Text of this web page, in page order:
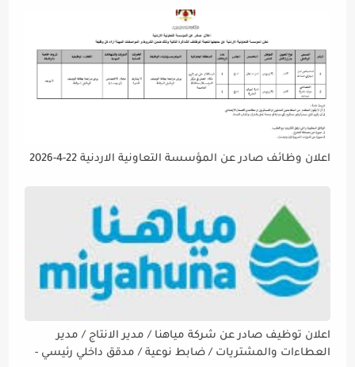
اعلان وظائف صادر عن المؤسسة التعاونية الاردنية 22-4-2026
اعلان توظيف صادر عن شركة مياهنا / مدير الانتاج / مدير
العطاءات والمشتريات / ضابط نوعية / مدقق داخلي رئيسي -